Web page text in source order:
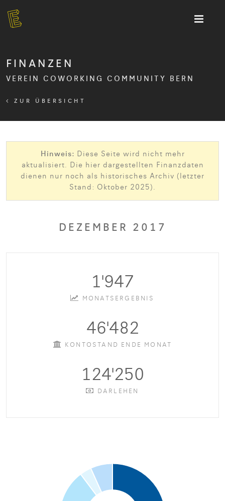
FINANZEN
VEREIN COWORKING COMMUNITY BERN
ZUR ÜBERSICHT
Hinweis: Diese Seite wird nicht mehr
aktualisiert. Die hier dargestellten Finanzdaten
dienen nur noch als historisches Archiv (letzter
Stand: Oktober 2025).
DEZEMBER 2017
1'947
MONATSERGEBNIS
46'482
KONTOSTAND ENDE MONAT
124'250
DARLEHEN